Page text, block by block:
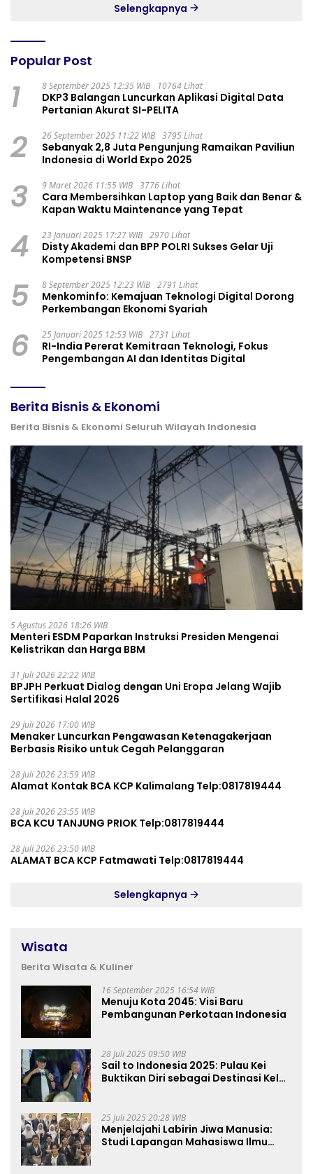
Selengkapnya
Popular Post
1 8 September 2025 12:35 WIB 10764 Lihat
DKP3 Balangan Luncurkan Aplikasi Digital Data
Pertanian Akurat SI-PELITA
2 26 September 2025 11:22 WIB 3795 Lihat
Sebanyak 2,8 Juta Pengunjung Ramaikan Paviliun
Indonesia di World Expo 2025
3 9 Maret 2026 11:55 WIB 3776 Lihat
Cara Membersihkan Laptop yang Baik dan Benar &
Kapan Waktu Maintenance yang Tepat
4 23 Januari 2025 17:27 WIB 2970 Lihat
Disty Akademi dan BPP POLRI Sukses Gelar Uji
Kompetensi BNSP
5 8 September 2025 12:23 WIB 2791 Lihat
Menkominfo: Kemajuan Teknologi Digital Dorong
Perkembangan Ekonomi Syariah
6 25 Januari 2025 12:53 WIB 2731 Lihat
RI-India Pererat Kemitraan Teknologi, Fokus
Pengembangan AI dan Identitas Digital
Berita Bisnis & Ekonomi
Berita Bisnis & Ekonomi Seluruh Wilayah Indonesia
5 Agustus 2026 18:26 WIB
Menteri ESDM Paparkan Instruksi Presiden Mengenai
Kelistrikan dan Harga BBM
31 Juli 2026 22:22 WIB
BPJPH Perkuat Dialog dengan Uni Eropa Jelang Wajib
Sertifikasi Halal 2026
29 Juli 2026 17:00 WIB
Menaker Luncurkan Pengawasan Ketenagakerjaan
Berbasis Risiko untuk Cegah Pelanggaran
28 Juli 2026 23:59 WIB
Alamat Kontak BCA KCP Kalimalang Telp:0817819444
28 Juli 2026 23:55 WIB
BCA KCU TANJUNG PRIOK Telp:0817819444
28 Juli 2026 23:50 WIB
ALAMAT BCA KCP Fatmawati Telp:0817819444
Selengkapnya
Wisata
Berita Wisata & Kuliner
16 September 2025 16:54 WIB
Menuju Kota 2045: Visi Baru
Pembangunan Perkotaan Indonesia
28 Juli 2025 09:50 WIB
Sail to Indonesia 2025: Pulau Kei
Buktikan Diri sebagai Destinasi Kelas
25 Juli 2025 20:28 WIB
Menjelajahi Labirin Jiwa Manusia:
Studi Lapangan Mahasiswa Ilmu